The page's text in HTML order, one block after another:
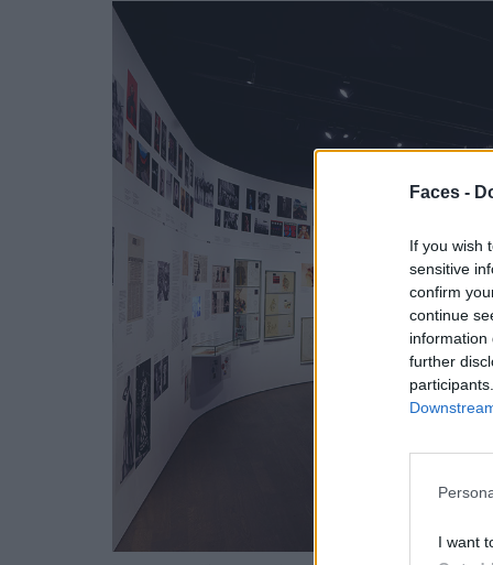
Faces -
If you wish
sensitive
confirm
continue
information
further
I want